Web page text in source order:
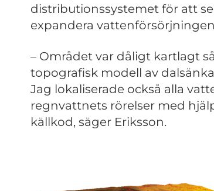
distributionssystemet för att
expandera
– Området var dåligt kartlagt
topografisk modell av
Jag lokaliserade också alla
regnvattnets rörelser med
källkod, säger Eriksson.